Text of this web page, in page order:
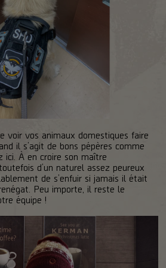
voir vos animaux domestiques faire
il s’agit de bons pépères comme
ici. À en croire son maître
d’un naturel assez peureux
de s’enfuir si jamais il était
Peu importe, il reste le
équipe !